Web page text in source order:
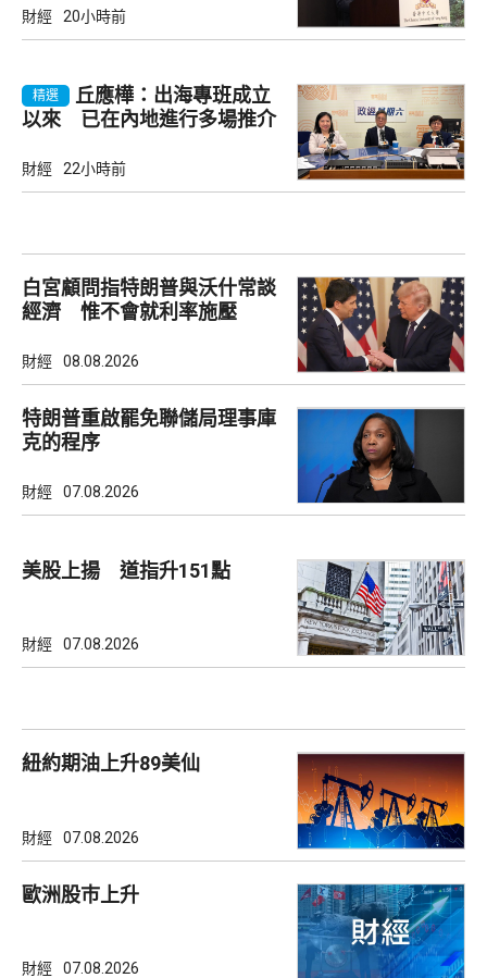
財經 20小時前
精選
丘應樺：出海專班成立
以來 已在內地進行多場推介
財經 22小時前
白宮顧問指特朗普與沃什常談
經濟 惟不會就利率施壓
財經 08.08.2026
特朗普重啟罷免聯儲局理事庫
克的程序
財經 07.08.2026
美股上揚 道指升151點
財經 07.08.2026
紐約期油上升89美仙
財經 07.08.2026
歐洲股巿上升
財經 07.08.2026